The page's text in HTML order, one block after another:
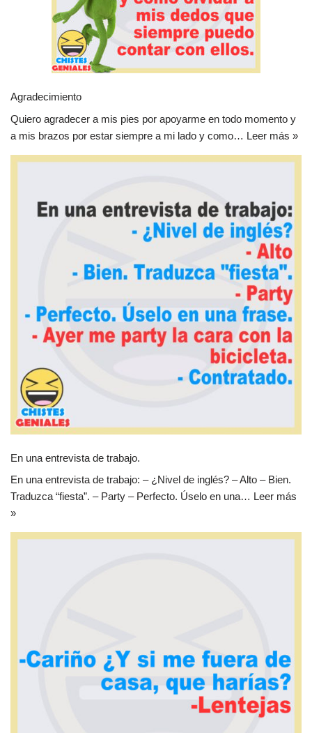
Agradecimiento
Quiero agradecer a mis pies por apoyarme en todo momento y
a mis brazos por estar siempre a mi lado y como… Leer más »
En una entrevista de trabajo.
En una entrevista de trabajo: – ¿Nivel de inglés? – Alto – Bien.
Traduzca “fiesta”. – Party – Perfecto. Úselo en una… Leer más
»